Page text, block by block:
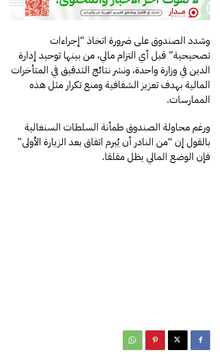
وشدد الصندوق على ضرورة اتخاذ “إجراءات
تصحيحية” قبل أي التزام مالي، من بينها توحيد إدارة
الدين في وزارة واحدة، ونشر نتائج التدقيق في المتأخرات
المالية بهدف تعزيز الشفافية ومنع تكرار مثل هذه
الممارسات.
ورغم محاولة الصندوق طمأنة السلطات السنغالية
بالقول إن “من النادر أن يُبرم اتفاق بعد الزيارة الأولى”
فإن الوضع المالي يظل مقلقا.